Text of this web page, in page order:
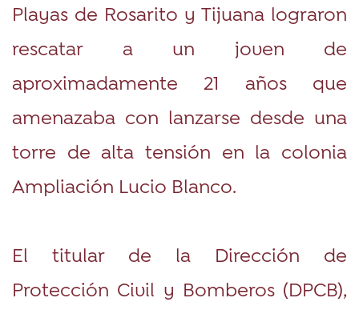
Playas de Rosarito y Tijuana lograron
rescatar a un joven de
aproximadamente 21 años que
amenazaba con lanzarse desde una
torre de alta tensión en la colonia
Ampliación Lucio Blanco.
El titular de la Dirección de
Protección Civil y Bomberos (DPCB),